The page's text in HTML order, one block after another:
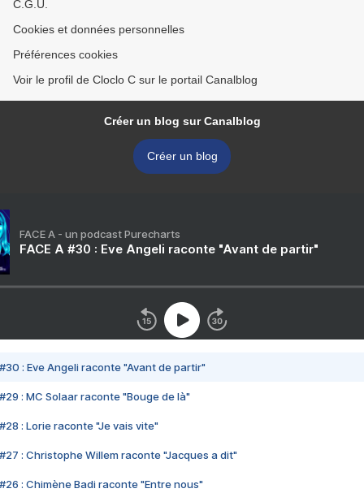
C.G.U.
Cookies et données personnelles
Préférences cookies
Voir le profil de Cloclo C sur le portail Canalblog
Créer un blog sur Canalblog
Créer un blog
FACE A - un podcast Purecharts
FACE A #30 : Eve Angeli raconte "Avant de partir"
#30 : Eve Angeli raconte "Avant de partir"
#29 : MC Solaar raconte "Bouge de là"
#28 : Lorie raconte "Je vais vite"
#27 : Christophe Willem raconte "Jacques a dit"
#26 : Chimène Badi raconte "Entre nous"